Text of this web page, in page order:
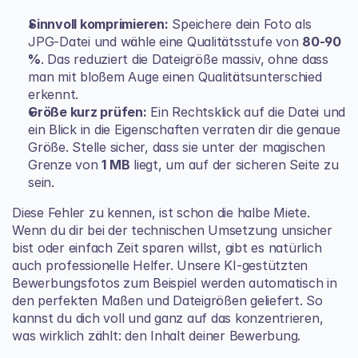
Sinnvoll komprimieren: Speichere dein Foto als
JPG-Datei und wähle eine Qualitätsstufe von 80-90
%. Das reduziert die Dateigröße massiv, ohne dass
man mit bloßem Auge einen Qualitätsunterschied
erkennt.
Größe kurz prüfen: Ein Rechtsklick auf die Datei und
ein Blick in die Eigenschaften verraten dir die genaue
Größe. Stelle sicher, dass sie unter der magischen
Grenze von 1 MB liegt, um auf der sicheren Seite zu
sein.
Diese Fehler zu kennen, ist schon die halbe Miete.
Wenn du dir bei der technischen Umsetzung unsicher
bist oder einfach Zeit sparen willst, gibt es natürlich
auch professionelle Helfer. Unsere KI-gestützten
Bewerbungsfotos zum Beispiel werden automatisch in
den perfekten Maßen und Dateigrößen geliefert. So
kannst du dich voll und ganz auf das konzentrieren,
was wirklich zählt: den Inhalt deiner Bewerbung.